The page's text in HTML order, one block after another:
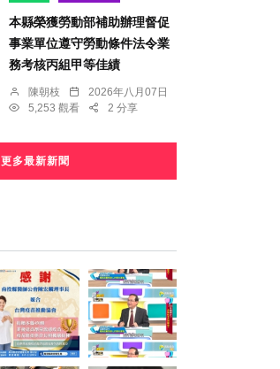
本縣榮獲勞動部補助辦理督促
事業單位遵守勞動條件法令業
務考核丙組甲等佳績
陳朝枝
2026年八月07日
5,253 觀看
2 分享
更多最新新聞